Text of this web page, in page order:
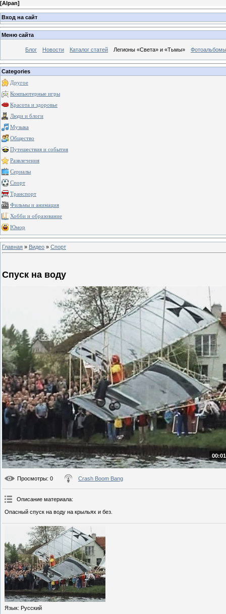
[Alpan]
Вход на сайт
Меню сайта
Блог Новости Каталог статей Легионы «Света» и «Тьмы» Фотоальбомы
Categories
Другое
Компьютерные игры
Красота и здоровье
Люди и блоги
Музыка
Общество
Путешествия и события
Развлечения
Сериалы
Спорт
Транспорт
Фильмы и анимация
Хобби и образование
Юмор
Главная » Видео » Спорт
Спуск на воду
Просмотры: 0 Crash Boom Bang
Описание материала:
Опасный спуск на воду на крыльях и без.
Язык: Русский